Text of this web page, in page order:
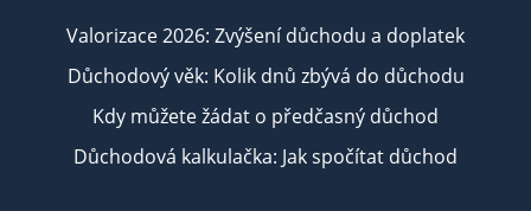
Valorizace 2026: Zvýšení důchodu a doplatek
Důchodový věk: Kolik dnů zbývá do důchodu
Kdy můžete žádat o předčasný důchod
Důchodová kalkulačka: Jak spočítat důchod